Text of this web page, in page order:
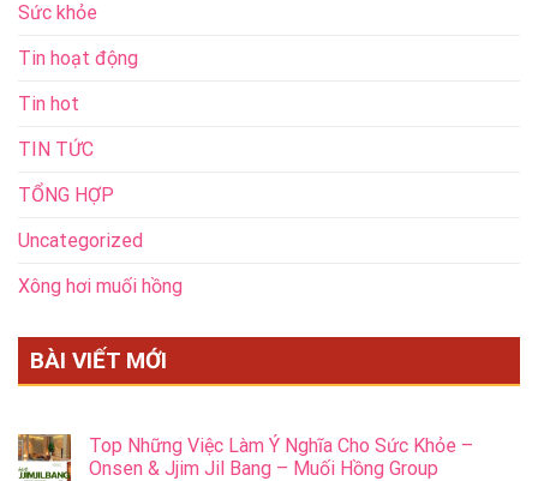
Sức khỏe
Tin hoạt động
Tin hot
TIN TỨC
TỔNG HỢP
Uncategorized
Xông hơi muối hồng
BÀI VIẾT MỚI
Top Những Việc Làm Ý Nghĩa Cho Sức Khỏe –
Onsen & Jjim Jil Bang – Muối Hồng Group